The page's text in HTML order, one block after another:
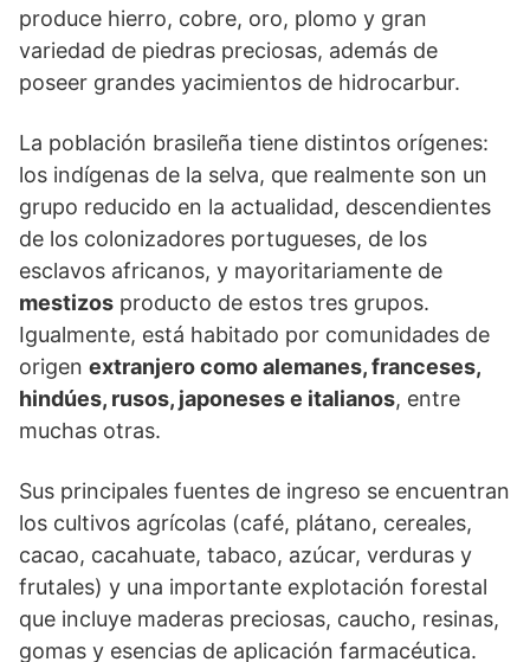
produce hierro, cobre, oro, plomo y gran
variedad de piedras preciosas, además de
poseer grandes yacimientos de hidrocarbur.
La población brasileña tiene distintos orígenes:
los indígenas de la selva, que realmente son un
grupo reducido en la actualidad, descendientes
de los colonizadores portugueses, de los
esclavos africanos, y mayoritariamente de
mestizos producto de estos tres grupos.
Igualmente, está habitado por comunidades de
origen extranjero como alemanes, franceses,
hindúes, rusos, japoneses e italianos, entre
muchas otras.
Sus principales fuentes de ingreso se encuentran
los cultivos agrícolas (café, plátano, cereales,
cacao, cacahuate, tabaco, azúcar, verduras y
frutales) y una importante explotación forestal
que incluye maderas preciosas, caucho, resinas,
gomas y esencias de aplicación farmacéutica.